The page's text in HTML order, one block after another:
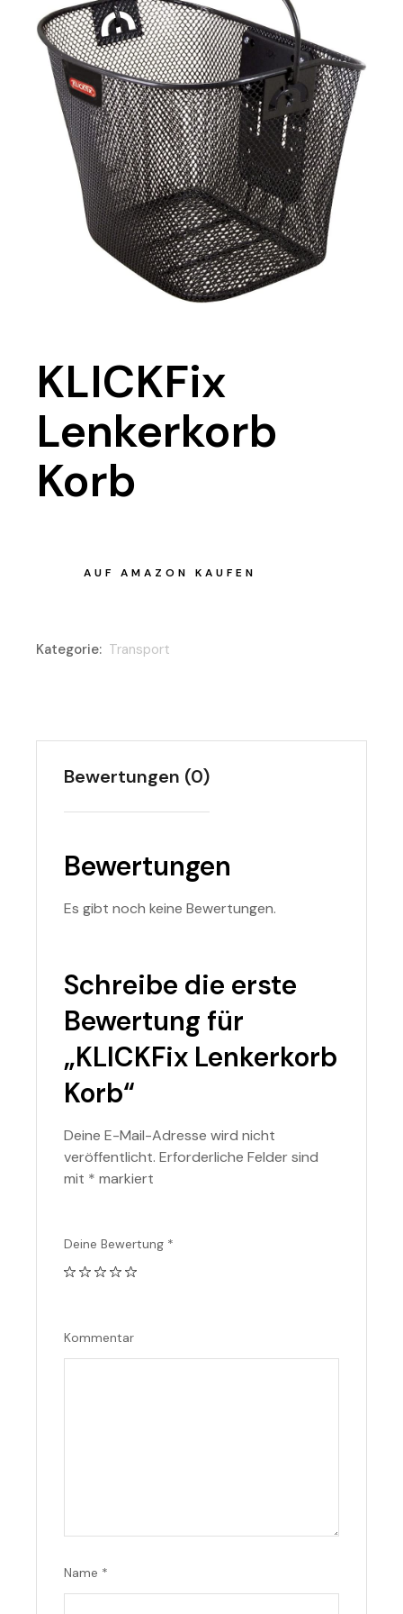
KLICKFix
Lenkerkorb
Korb
AUF AMAZON KAUFEN
Kategorie: Transport
Bewertungen (0)
Bewertungen
Es gibt noch keine Bewertungen.
Schreibe die erste
Bewertung für
„KLICKFix Lenkerkorb
Korb“
Deine E-Mail-Adresse wird nicht
veröffentlicht. Erforderliche Felder sind
mit * markiert
Deine Bewertung *
Kommentar
Name *